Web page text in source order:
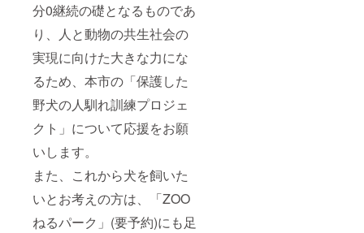
分0継続の礎となるものであ
り、人と動物の共生社会の
実現に向けた大きな力にな
るため、本市の「保護した
野犬の人馴れ訓練プロジェ
クト」について応援をお願
いします。
また、これから犬を飼いた
いとお考えの方は、「ZOO
ねるパーク」(要予約)にも足